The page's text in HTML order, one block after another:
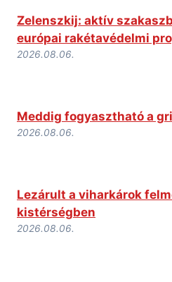
Zelenszkij: aktív
európai rakétavédelmi
2026.08.06.
Meddig fogyasztható a
2026.08.06.
Lezárult a viharkárok
kistérségben
2026.08.06.